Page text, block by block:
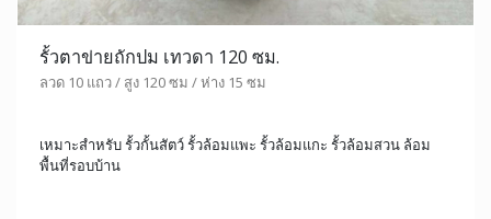
รั้วตาข่ายถักปม เทวดา 120 ซม.
ลวด 10 แถว / สูง 120 ซม / ห่าง 15 ซม
เหมาะสำหรับ รั้วกั้นสัตว์ รั้วล้อมแพะ รั้วล้อมแกะ รั้วล้อมสวน ล้อม
พื้นที่รอบบ้าน